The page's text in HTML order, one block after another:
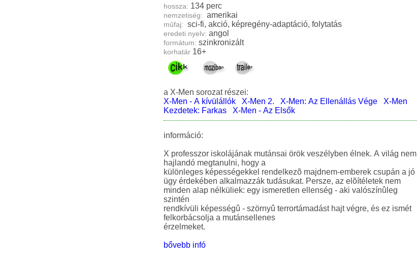
hossza: 134 perc
nemzetiség: amerikai
műfaj: sci-fi, akció, képregény-adaptáció, folytatás
eredeti nyelv: angol
formátum: szinkronizált
korhatár 16+
a X-Men sorozat részei:
X-Men - A kívülállók
X-Men 2. X-Men: Az Ellenállás Vége
X-Men
Kezdetek: Farkas
X-Men - Az Elsők
információ:
X professzor iskolájának mutánsai örök veszélyben élnek. A világ nem
hajlandó megtanulni, hogy a
különleges képességekkel rendelkezõ majdnem-emberek csupán a jó
ügy érdekében alkalmazzák tudásukat. Persze, az elõítéletek nem
minden alap nélküliek: egy ismeretlen ellenség - aki valószínûleg
szintén
rendkívüli képességû - szörnyû terrortámadást hajt végre, és ez ismét
felkorbácsolja a mutánsellenes
bővebb infó